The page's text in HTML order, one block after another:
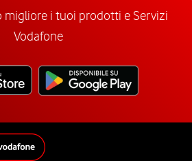
migliore i tuoi prodotti e Servizi
Vodafone